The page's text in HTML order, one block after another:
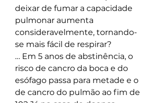
deixar de fumar a capacidade
pulmonar aumenta
consideravelmente, tornando-
se mais fácil de respirar?
… Em 5 anos de abstinência, o
risco de cancro da boca e do
esófago passa para metade e o
de cancro do pulmão ao fim de